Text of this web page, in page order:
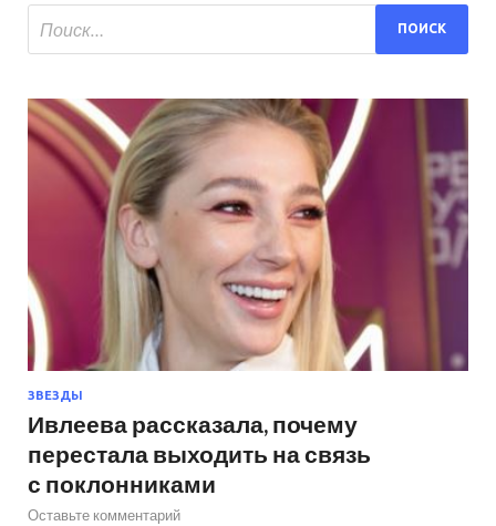
ЗВЕЗДЫ
Ивлеева рассказала, почему
перестала выходить на связь
с поклонниками
Оставьте комментарий